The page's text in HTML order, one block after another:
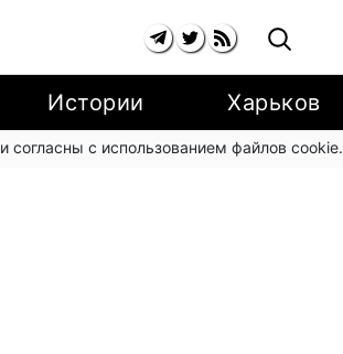
Истории Харьков
и согласны с использованием файлов cookie.